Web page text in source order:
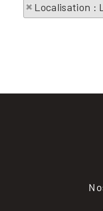
Localisation :